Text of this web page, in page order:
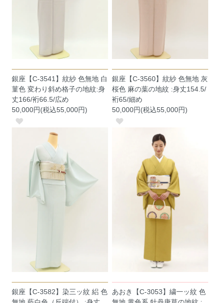
銀座【C-3541】紋紗 色無地 白
菫色 変わり斜め格子の地紋:身
丈166/裄66.5/広め
50,000円(税込55,000円)
銀座【C-3560】紋紗 色無地 灰
桜色 麻の葉の地紋 :身丈154.5/
裄65/細め
50,000円(税込55,000円)
銀座【C-3582】染三ッ紋 絽 色
あおき【C-3053】繍一ッ紋 色